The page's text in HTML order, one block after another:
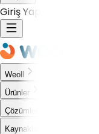
Giriş Yap
Weoll
Ürünler
Çözümler
Kaynaklar